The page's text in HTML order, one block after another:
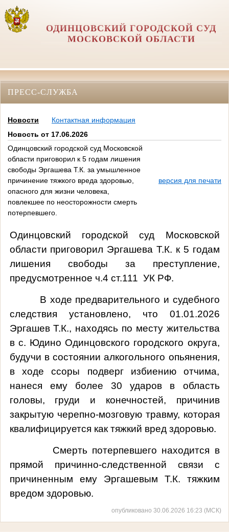
ОДИНЦОВСКИЙ ГОРОДСКОЙ СУД
МОСКОВСКОЙ ОБЛАСТИ
ПРЕСС-СЛУЖБА
Новости
Контактная информация
Новость от 17.06.2026
Одинцовский городской суд Московской
области приговорил к 5 годам лишения
свободы Эргашева Т.К. за умышленное
причинение тяжкого вреда здоровью,
опасного для жизни человека,
повлекшее по неосторожности смерть
потерпевшего.
версия для печати
Одинцовский городской суд Московской
области приговорил Эргашева Т.К. к 5 годам
лишения свободы за преступление,
предусмотренное ч.4 ст.111 УК РФ.
В ходе предварительного и судебного
следствия установлено, что 01.01.2026
Эргашев Т.К., находясь по месту жительства
в с. Юдино Одинцовского городского округа,
будучи в состоянии алкогольного опьянения,
в ходе ссоры подверг избиению отчима,
нанеся ему более 30 ударов в область
головы, груди и конечностей, причинив
закрытую черепно-мозговую травму, которая
квалифицируется как тяжкий вред здоровью.
Смерть потерпевшего находится в
прямой причинно-следственной связи с
причиненным ему Эргашевым Т.К. тяжким
вредом здоровью.
опубликовано 30.06.2026 16:23 (МСК)